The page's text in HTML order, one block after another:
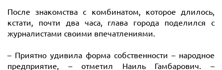
После знакомства с комбинатом, которое длилось,
кстати, почти два часа, глава города поделился с
журналистами своими впечатлениями.
– Приятно удивила форма собственности – народное
предприятие, – отметил Наиль Гамбарович. –